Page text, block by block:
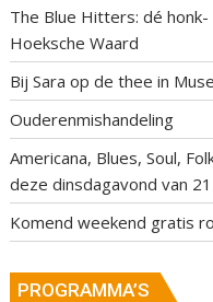
The Blue Hitters: dé
Hoeksche Waard
Bij Sara op de thee in
Ouderenmishandeling
Americana, Blues, Soul,
deze dinsdagavond van
Komend weekend gratis
PROGRAMMA’S